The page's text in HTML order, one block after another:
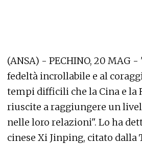
(ANSA) - PECHINO, 20 MAG
fedeltà incrollabile e al
tempi difficili che la Cina e la
riuscite a raggiungere un
nelle loro relazioni". Lo ha
cinese Xi Jinping, citato dalla